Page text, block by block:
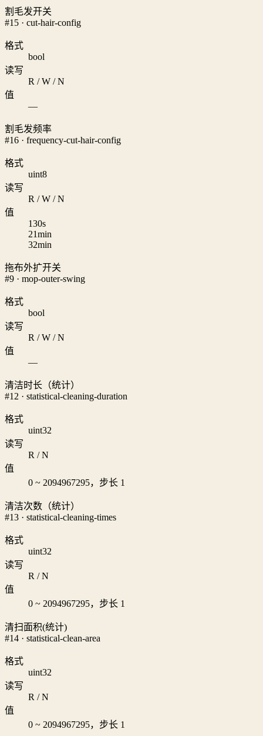
割毛发开关
#15 · cut-hair-config
格式
bool
读写
R / W / N
值
—
割毛发频率
#16 · frequency-cut-hair-config
格式
uint8
读写
R / W / N
值
130s
21min
32min
拖布外扩开关
#9 · mop-outer-swing
格式
bool
读写
R / W / N
值
—
清洁时长（统计）
#12 · statistical-cleaning-duration
格式
uint32
读写
R / N
值
0 ~ 2094967295，步长 1
清洁次数（统计）
#13 · statistical-cleaning-times
格式
uint32
读写
R / N
值
0 ~ 2094967295，步长 1
清扫面积(统计)
#14 · statistical-clean-area
格式
uint32
读写
R / N
值
0 ~ 2094967295，步长 1